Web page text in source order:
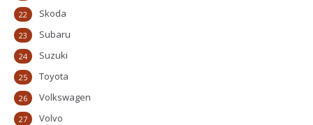
22 Skoda
23 Subaru
24 Suzuki
25 Toyota
26 Volkswagen
27 Volvo